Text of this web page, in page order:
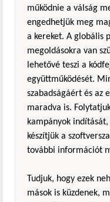
működnie a válság
engedhetjük meg
a kereket. A globális
megoldásokra van
lehetővé teszi a
együttműködését.
szabadságáért és az
maradva is.
kampányok indítását,
készítjük a
további információt
Tudjuk, hogy ezek
mások is küzdenek,